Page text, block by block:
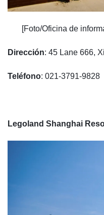
[Foto/Oficina de
Dirección: 45 Lane 666,
Teléfono: 021-3791-9828
Legoland Shanghai